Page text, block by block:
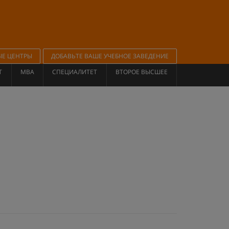
ЦЕНТРЫ
ДОБАВЬТЕ ВАШЕ УЧЕБНОЕ ЗАВЕДЕНИЕ
MBA СПЕЦИАЛИТЕТ ВТОРОЕ ВЫСШЕЕ